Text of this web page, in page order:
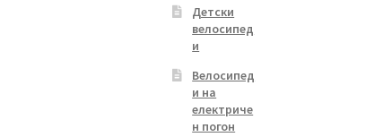
Детски
велосипед
и
Велосипед
и на
електриче
н погон